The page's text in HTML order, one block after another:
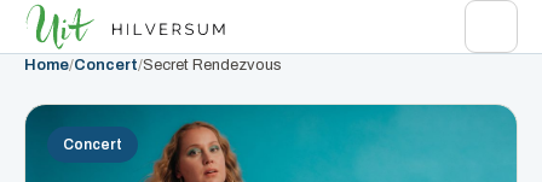
Home/Concert/Secret Rendezvous
Concert